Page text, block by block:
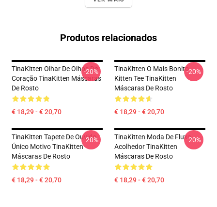
Produtos relacionados
TinaKitten Olhar De Olhos De
Coração TinaKitten Máscaras
De Rosto
€ 18,29 - € 20,70
-20%
TinaKitten O Mais Bonito
Kitten Tee TinaKitten
Máscaras De Rosto
€ 18,29 - € 20,70
-20%
TinaKitten Tapete De Ouvido
Único Motivo TinaKitten
Máscaras De Rosto
€ 18,29 - € 20,70
-20%
TinaKitten Moda De Fluxo
Acolhedor TinaKitten
Máscaras De Rosto
€ 18,29 - € 20,70
-20%